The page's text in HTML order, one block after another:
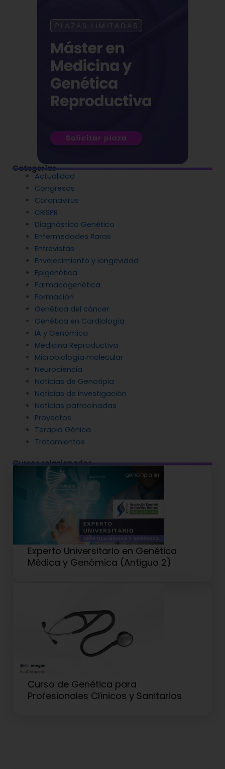
Categorías
Actualidad
Congresos
Coronavirus
CRISPR
Diagnóstico Genético
Enfermedades Raras
Entrevistas
Envejecimiento y longevidad
Epigenética
Farmacogenética
Formación
Genética del cáncer
Genética en Cardiología
IA y Genómica
Medicina Reproductiva
Microbiología molecular
Neurociencia
Noticias de Genotipia
Noticias de investigación
Noticias patrocinadas
Proyectos
Terapia Génica
Tratamientos
Cursos relacionados
Experto Universitario en Genética
Médica y Genómica (Antiguo 2)
Curso de Genética para
Profesionales Clínicos y Sanitarios